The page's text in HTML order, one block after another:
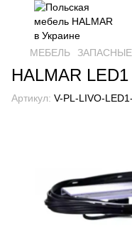
МЕБЕЛЬ
HALMAR
Артикул: V-PL-LIVO-